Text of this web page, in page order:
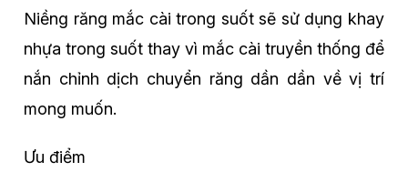
Niềng răng mắc cài trong suốt sẽ sử dụng khay
nhựa trong suốt thay vì mắc cài truyền thống để
nắn chỉnh dịch chuyển răng dần dần về vị trí
mong muốn.
Ưu điểm